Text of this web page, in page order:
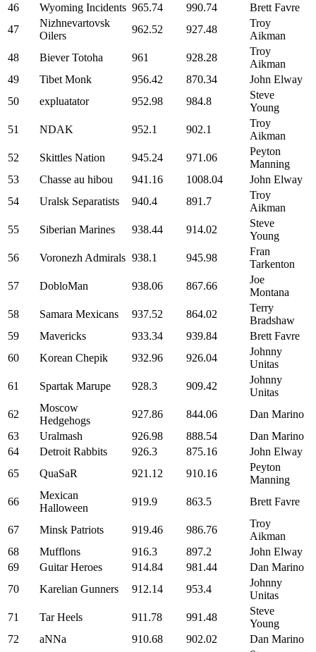
46
Wyoming Incidents 965.74 990.74
Brett Favre
47
Nizhnevartovsk
Oilers
962.52 927.48
Troy
Aikman
48
Biever Totoha 961 928.28
Troy
Aikman
49
Tibet Monk 956.42 870.34
John Elway
50
expluatator 952.98 984.8
Steve
Young
51
NDAK 952.1 902.1
Troy
Aikman
52
Skittles Nation 945.24 971.06
Peyton
Manning
53
Chasse au hibou 941.16 1008.04
John Elway
54
Uralsk Separatists 940.4 891.7
Troy
Aikman
55
Siberian Marines 938.44 914.02
Steve
Young
56
Voronezh Admirals 938.1 945.98
Fran
Tarkenton
57
DobloMan 938.06 867.66
Joe
Montana
58
Samara Mexicans 937.52 864.02
Terry
Bradshaw
59
Mavericks 933.34 939.84
Brett Favre
60
Korean Chepik 932.96 926.04
Johnny
Unitas
61
Spartak Marupe 928.3 909.42
Johnny
Unitas
62
Moscow
Hedgehogs
927.86 844.06
Dan Marino
63
Uralmash 926.98 888.54
Dan Marino
64
Detroit Rabbits 926.3 875.16
John Elway
65
QuaSaR 921.12 910.16
Peyton
Manning
66
Mexican
Halloween
919.9 863.5 Brett Favre
67 Minsk Patriots 919.46 986.76
Troy
Aikman
68
Mufflons 916.3 897.2
John Elway
69
Guitar Heroes 914.84 981.44
Dan Marino
70
Karelian Gunners 912.14 953.4
Johnny
Unitas
71
Tar Heels 911.78 991.48
Steve
Young
72
aNNa 910.68 902.02
Dan Marino